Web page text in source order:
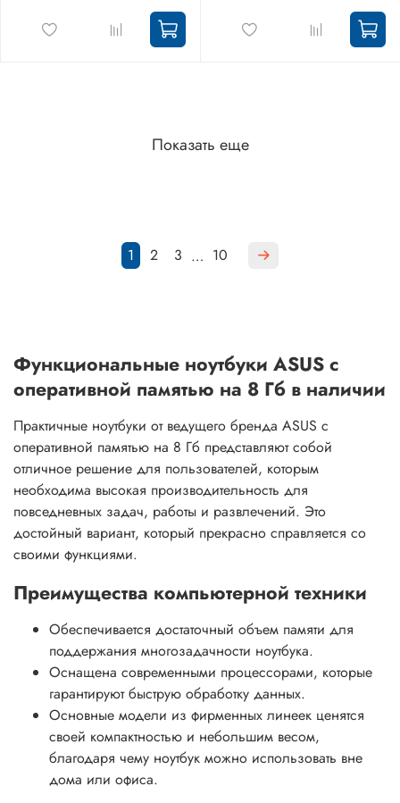
Показать еще
1 2 3 … 10
Функциональные ноутбуки ASUS с
оперативной памятью на 8 Гб в наличии
Практичные ноутбуки от ведущего бренда ASUS с
оперативной памятью на 8 Гб представляют собой
отличное решение для пользователей, которым
необходима высокая производительность для
повседневных задач, работы и развлечений. Это
достойный вариант, который прекрасно справляется со
своими функциями.
Преимущества компьютерной техники
Обеспечивается достаточный объем памяти для
поддержания многозадачности ноутбука.
Оснащена современными процессорами, которые
гарантируют быструю обработку данных.
Основные модели из фирменных линеек ценятся
своей компактностью и небольшим весом,
благодаря чему ноутбук можно использовать вне
дома или офиса.